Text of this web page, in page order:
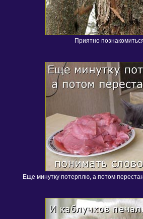
Приятно
Еще минутку потерплю, а потом